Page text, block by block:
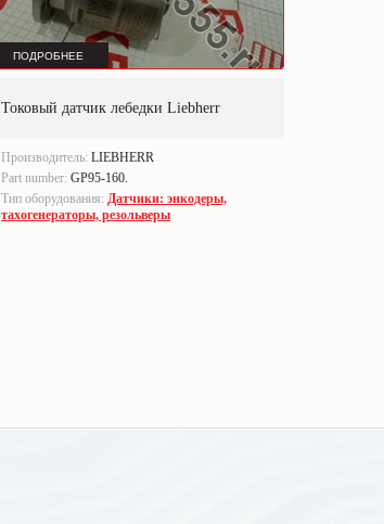
ПОДРОБНЕЕ
Токовый датчик лебедки Liebherr
Производитель: LIEBHERR
Part number: GP95-160.
Тип оборудования: Датчики: энкодеры,
тахогенераторы, резольверы